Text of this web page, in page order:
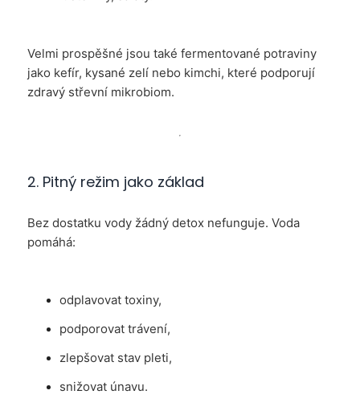
Velmi prospěšné jsou také fermentované potraviny
jako kefír, kysané zelí nebo kimchi, které podporují
zdravý střevní mikrobiom.
2. Pitný režim jako základ
Bez dostatku vody žádný detox nefunguje. Voda
pomáhá:
odplavovat toxiny,
podporovat trávení,
zlepšovat stav pleti,
snižovat únavu.